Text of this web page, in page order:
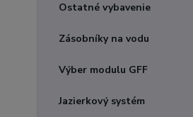
Ostatné vybavenie
Zásobníky na vodu
Výber modulu GFF
Jazierkový systém